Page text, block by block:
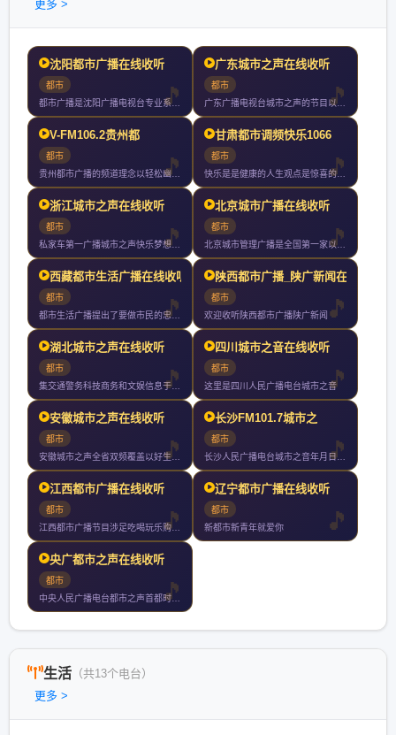
更多 >
沈阳都市广播在线收听
都市
都市广播是沈阳广播电视台专业系列广播频率之一都市广播作为辽沈
广东城市之声在线收听
都市
广东广播电视台城市之声的节目以丰富多样性和都市色彩为特征每天
V-FM106.2贵州都
都市
贵州都市广播的频道理念以轻松幽默的风格时尚有效的内容为私家车
甘肃都市调频快乐1066
都市
快乐是是健康的人生观点是惊喜的节目内容是流行的都市文化是热情
浙江城市之声在线收听
都市
私家车第一广播城市之声快乐梦想家拥有全球最顶尖的主持群创造知
北京城市广播在线收听
都市
北京城市管理广播是全国第一家以城市管理和服务为主要内容的广播
西藏都市生活广播在线收听
都市
都市生活广播提出了要做市民的忠实朋友把全心全意为市民服务作为
陕西都市广播_陕广新闻在
都市
欢迎收听陕西都市广播陕广新闻
湖北城市之声在线收听
都市
集交通警务科技商务和文娱信息于一体的省级交通专业广播电台以私
四川城市之音在线收听
都市
这里是四川人民广播电台城市之音
安徽城市之声在线收听
都市
安徽城市之声全省双频覆盖以好生活听我的为品牌标识以好听实用轻
长沙FM101.7城市之
都市
长沙人民广播电台城市之音年月日开播湖南一家引进系统的类型化音
江西都市广播在线收听
都市
江西都市广播节目涉足吃喝玩乐购贯穿寻找发现分享的理念传播都市
辽宁都市广播在线收听
都市
新都市新青年就爱你
央广都市之声在线收听
都市
中央人民广播电台都市之声首都时尚资讯娱乐台京城第一家汽车调频
生活 （共13个电台）
更多 >